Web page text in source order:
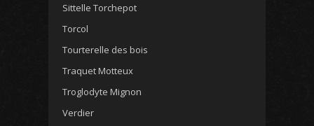
Sittelle Torchepot
Torcol
Tourterelle des bois
Traquet Motteux
Troglodyte Mignon
Verdier